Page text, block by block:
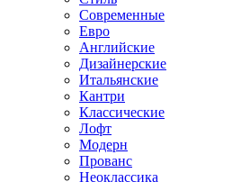
Современные
Евро
Английские
Дизайнерские
Итальянские
Кантри
Классические
Лофт
Модерн
Прованс
Неоклассика